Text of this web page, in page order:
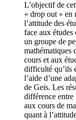
L’objectif de
« drop out » en
l’attitude des
face aux
un groupe de
mathématiques
cours et aux
difficulté qu’ils
l’aide d’une
de Geis. Les
différence entre
aux cours de
quant à